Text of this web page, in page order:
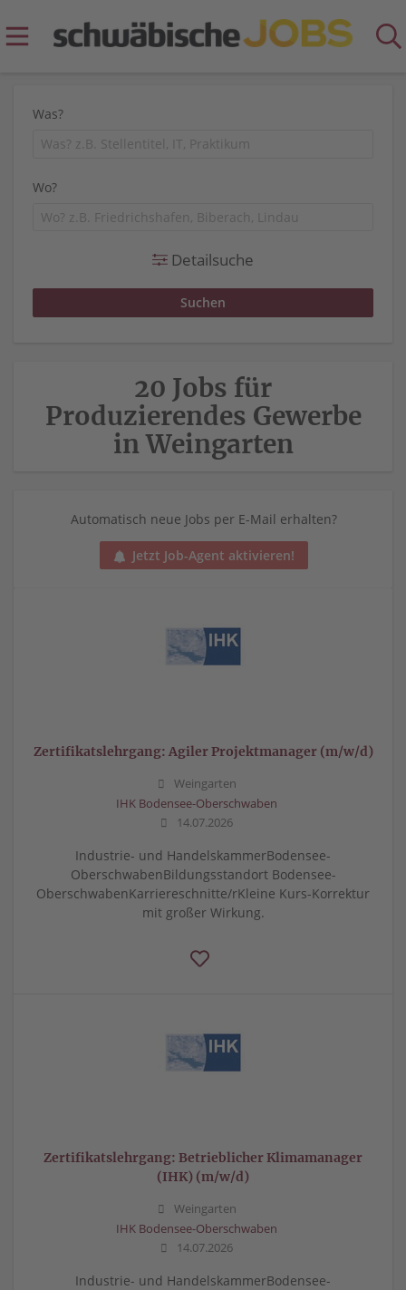
Was?
Wo?
Detailsuche
20 Jobs für
Produzierendes Gewerbe
in Weingarten
Automatisch neue Jobs per E-Mail erhalten?
Jetzt Job-Agent aktivieren!
Zertifikatslehrgang: Agiler Projektmanager (m/w/d)
Weingarten
IHK Bodensee-Oberschwaben
14.07.2026
Industrie- und HandelskammerBodensee-
OberschwabenBildungsstandort Bodensee-
OberschwabenKarriereschnitte/rKleine Kurs-Korrektur
mit großer Wirkung.
Zertifikatslehrgang: Betrieblicher Klimamanager
(IHK) (m/w/d)
Weingarten
IHK Bodensee-Oberschwaben
14.07.2026
Industrie- und HandelskammerBodensee-